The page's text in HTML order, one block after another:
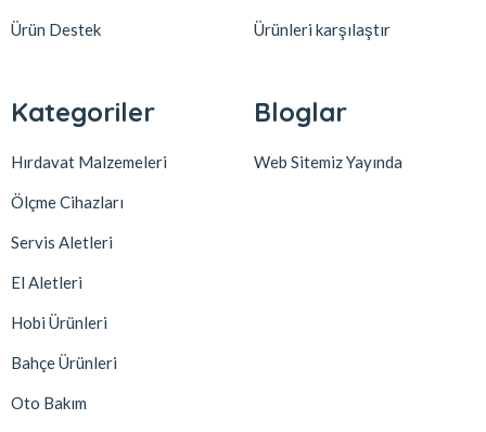
Ürün Destek Ürünleri karşılaştır
Kategoriler
Hırdavat Malzemeleri
Ölçme Cihazları
Servis Aletleri
El Aletleri
Hobi Ürünleri
Bahçe Ürünleri
Oto Bakım
Bloglar
Web Sitemiz Yayında